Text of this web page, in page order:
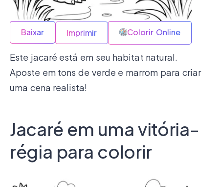
Baixar Imprimir Colorir Online
Este jacaré está em seu habitat natural.
Aposte em tons de verde e marrom para criar
uma cena realista!
Jacaré em uma vitória-
régia para colorir